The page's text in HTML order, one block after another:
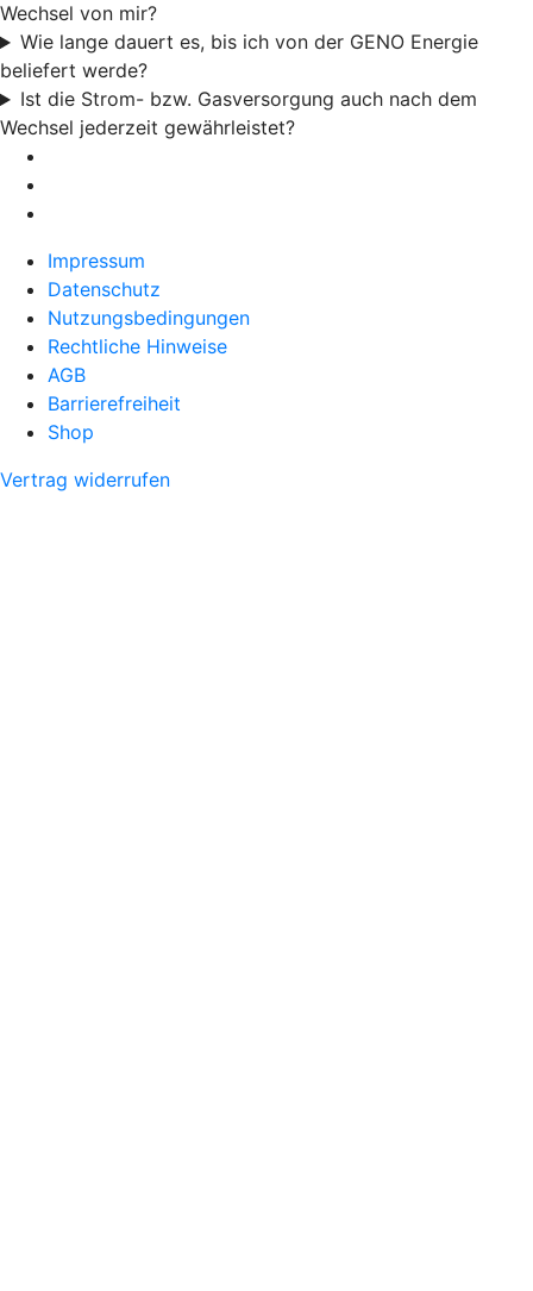
Wechsel von mir?
Wie lange dauert es, bis ich von der GENO Energie
beliefert werde?
Ist die Strom- bzw. Gasversorgung auch nach dem
Wechsel jederzeit gewährleistet?
Impressum
Datenschutz
Nutzungsbedingungen
Rechtliche Hinweise
AGB
Barrierefreiheit
Shop
Vertrag widerrufen